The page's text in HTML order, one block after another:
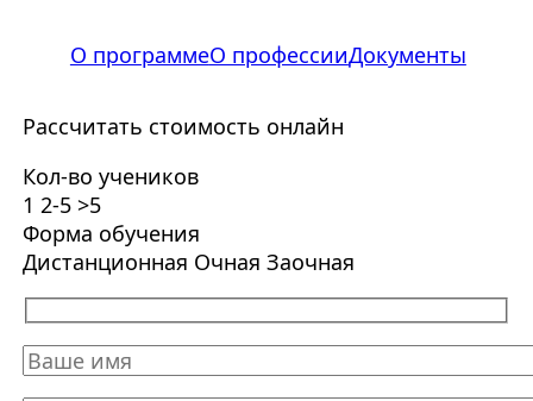
О программеО профессииДокументы
Рассчитать стоимость онлайн
Кол-во учеников
1 2-5 >5
Форма обучения
Дистанционная Очная Заочная